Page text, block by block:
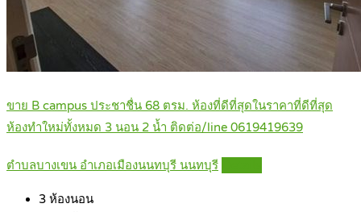
ขาย B campus ประชาชื่น 68 ตรม. ห้องที่ดีที่สุดในราคาที่ดีที่สุด
ห้องทำใหม่ทั้งหมด 3 นอน 2 น้ำ ติดต่อ/line 0619419639
ตำบลบางเขน อำเภอเมืองนนทบุรี นนทบุรี
3 ห้องนอน